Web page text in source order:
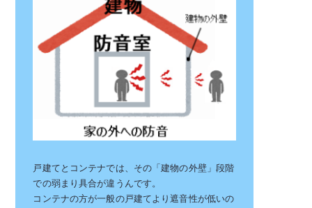
戸建てとコンテナでは、その「建物の外壁」段階
での弱まり具合が違うんです。
コンテナの方が一般の戸建てより遮音性が低いの